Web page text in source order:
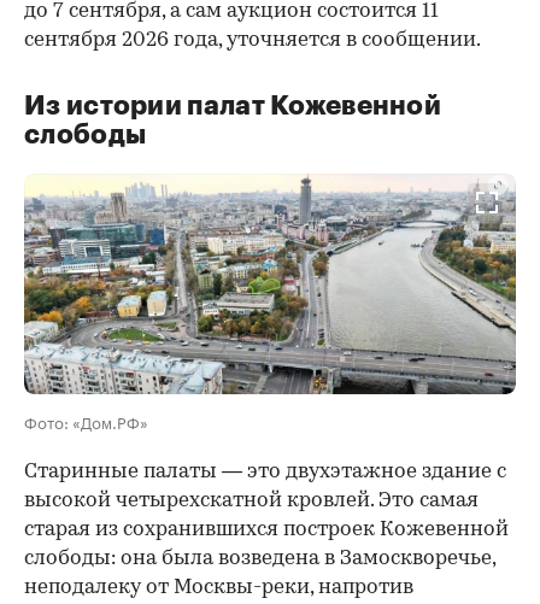
до 7 сентября, а сам аукцион состоится 11
сентября 2026 года, уточняется в сообщении.
00:00 / 00:00
Из истории палат Кожевенной
слободы
Фото: «Дом.РФ»
Старинные палаты — это двухэтажное здание с
высокой четырехскатной кровлей. Это самая
старая из сохранившихся построек Кожевенной
слободы: она была возведена в Замоскворечье,
неподалеку от Москвы-реки, напротив